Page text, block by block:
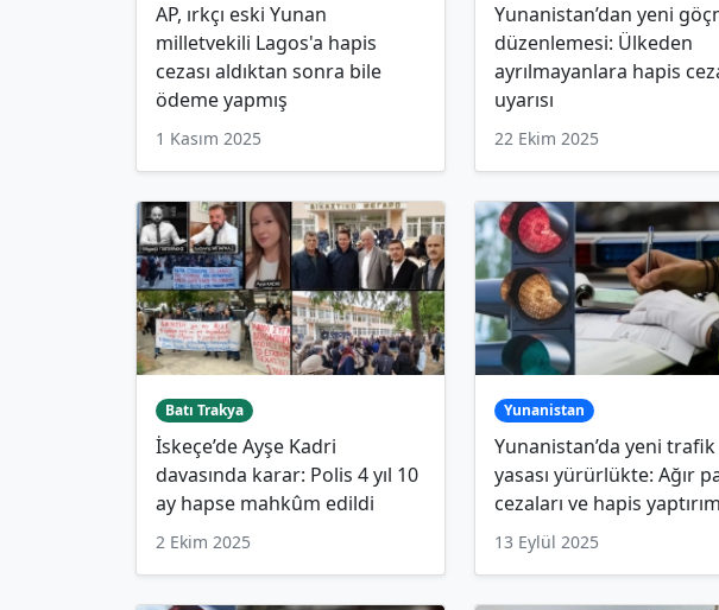
AP, ırkçı eski Yunan
milletvekili Lagos'a hapis
cezası aldıktan sonra bile
ödeme yapmış
1 Kasım 2025
Yunanistan’dan yeni
düzenlemesi: Ülkeden
ayrılmayanlara hapis
uyarısı
22 Ekim 2025
Batı Trakya
İskeçe’de Ayşe Kadri
davasında karar: Polis 4 yıl 10
ay hapse mahkûm edildi
2 Ekim 2025
Yunanistan
Yunanistan’da yeni trafik
yasası yürürlükte: Ağır
cezaları ve hapis
13 Eylül 2025